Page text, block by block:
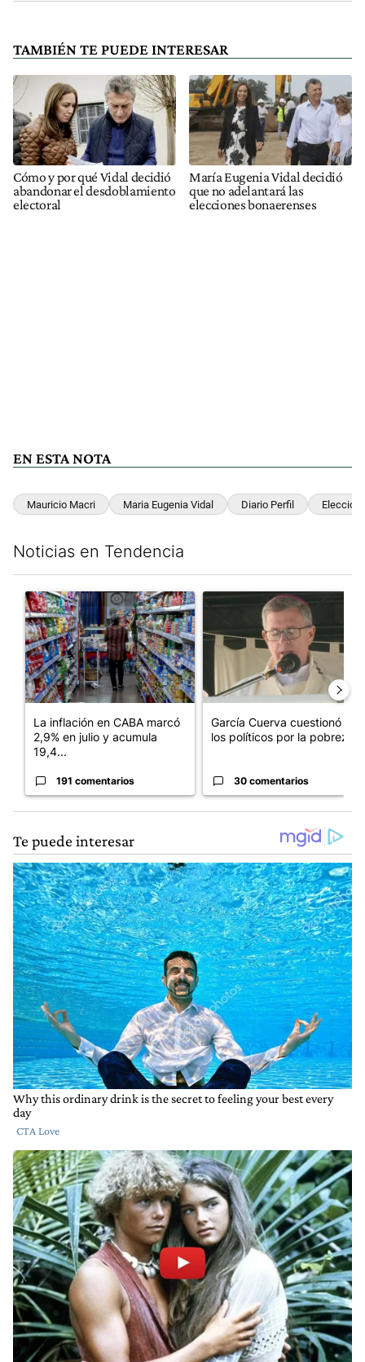
TAMBIÉN TE PUEDE INTERESAR
Cómo y por qué Vidal decidió
abandonar el desdoblamiento
electoral
María Eugenia Vidal decidió
que no adelantará las
elecciones bonaerenses
EN ESTA NOTA
Mauricio Macri Maria Eugenia Vidal Diario Perfil
Noticias en Tendencia
Un artículo de tendencia con el título "La inflación en CABA
La inflación en CABA marcó
2,9% en julio y acumula
19,4...
191 comentarios
Un artículo de tendencia con
García Cuerva cuestionó a
los políticos por la pobreza
30 comentarios